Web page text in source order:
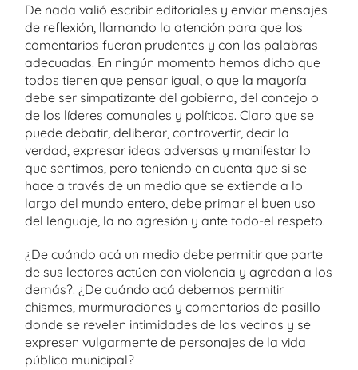
De nada valió escribir editoriales y enviar mensajes
de reflexión, llamando la atención para que los
comentarios fueran prudentes y con las palabras
adecuadas. En ningún momento hemos dicho que
todos tienen que pensar igual, o que la mayoría
debe ser simpatizante del gobierno, del concejo o
de los líderes comunales y políticos. Claro que se
puede debatir, deliberar, controvertir, decir la
verdad, expresar ideas adversas y manifestar lo
que sentimos, pero teniendo en cuenta que si se
hace a través de un medio que se extiende a lo
largo del mundo entero, debe primar el buen uso
del lenguaje, la no agresión y ante todo-el respeto.
¿De cuándo acá un medio debe permitir que parte
de sus lectores actúen con violencia y agredan a los
demás?. ¿De cuándo acá debemos permitir
chismes, murmuraciones y comentarios de pasillo
donde se revelen intimidades de los vecinos y se
expresen vulgarmente de personajes de la vida
pública municipal?